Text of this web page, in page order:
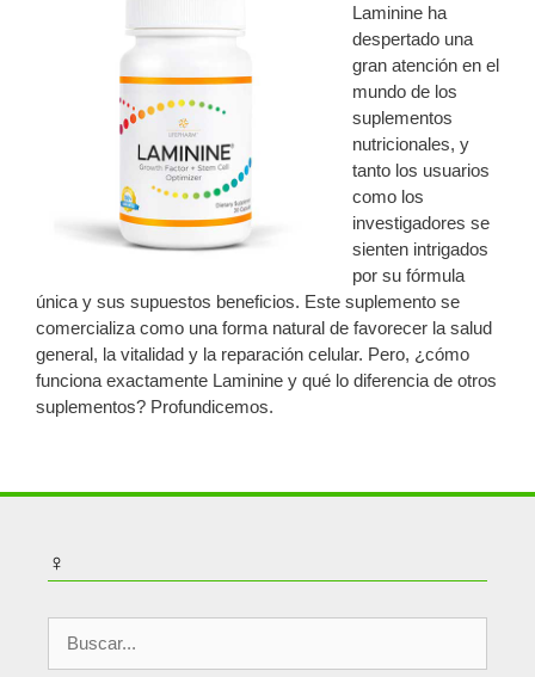
Laminine ha
despertado una
gran atención en el
mundo de los
suplementos
nutricionales, y
tanto los usuarios
como los
investigadores se
sienten intrigados
por su fórmula
única y sus supuestos beneficios. Este suplemento se
comercializa como una forma natural de favorecer la salud
general, la vitalidad y la reparación celular. Pero, ¿cómo
funciona exactamente Laminine y qué lo diferencia de otros
suplementos? Profundicemos.
♀
Buscar: